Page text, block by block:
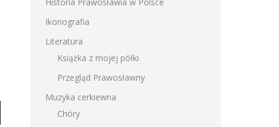
Ikonografia
Literatura
Książka z mojej półki
Przegląd Prawosławny
Muzyka cerkiewna
Chóry